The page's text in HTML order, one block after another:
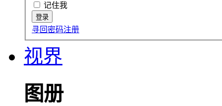
记住我
寻回密码注册
视界
图册